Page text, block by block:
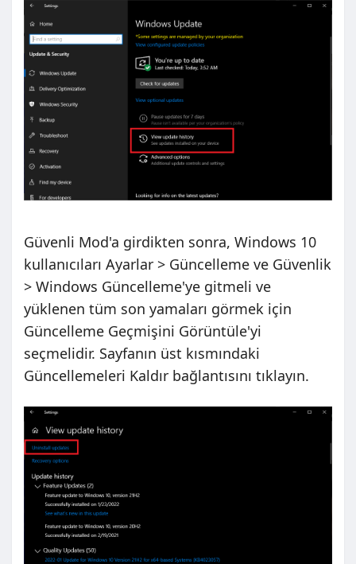
Güvenli Mod'a girdikten sonra, Windows 10
kullanıcıları Ayarlar > Güncelleme ve Güvenlik
> Windows Güncelleme'ye gitmeli ve
yüklenen tüm son yamaları görmek için
Güncelleme Geçmişini Görüntüle'yi
seçmelidir. Sayfanın üst kısmındaki
Güncellemeleri Kaldır bağlantısını tıklayın.